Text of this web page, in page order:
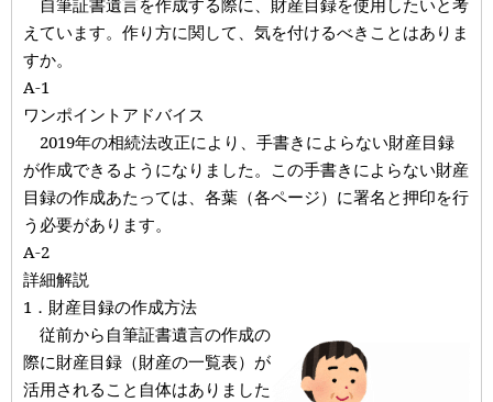
えています。作り方に関して、気を付けるべきことはありま
すか。
A-1
ワンポイントアドバイス
2019年の相続法改正により、手書きによらない財産目録
が作成できるようになりました。この手書きによらない財産
目録の作成あたっては、各葉（各ページ）に署名と押印を行
う必要があります。
A-2
詳細解説
1．財産目録の作成方法
従前から自筆証書遺言の作成の
際に財産目録（財産の一覧表）が
活用されること自体はありました